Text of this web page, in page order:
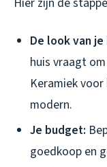
De look van je
huis vraagt
Keramiek
modern.
Je budget:
goedkoop en